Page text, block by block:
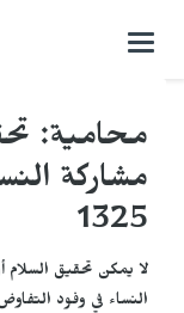
التحكم
محامية:
مشاركة
1325
لا يمكن تحقيق السلام
النساء في وفود